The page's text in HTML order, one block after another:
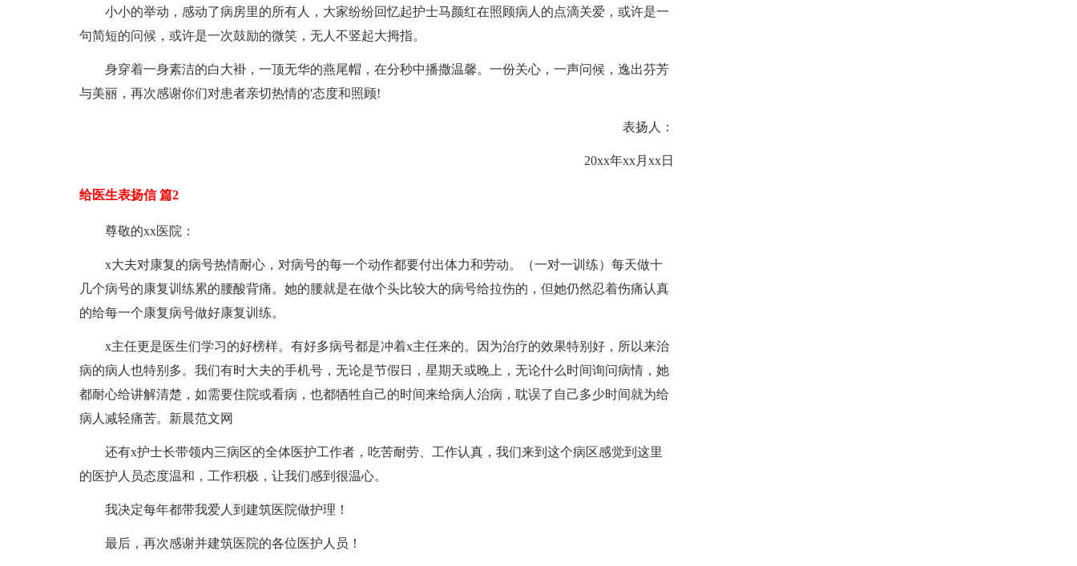
小小的举动，感动了病房里的所有人，大家纷纷回忆起护士马颜红在照顾病人的点滴关爱，或许是一
句简短的问候，或许是一次鼓励的微笑，无人不竖起大拇指。
身穿着一身素洁的白大褂，一顶无华的燕尾帽，在分秒中播撒温馨。一份关心，一声问候，逸出芬芳
与美丽，再次感谢你们对患者亲切热情的'态度和照顾!
表扬人：
20xx年xx月xx日
给医生表扬信 篇2
尊敬的xx医院：
x大夫对康复的病号热情耐心，对病号的每一个动作都要付出体力和劳动。（一对一训练）每天做十
几个病号的康复训练累的腰酸背痛。她的腰就是在做个头比较大的病号给拉伤的，但她仍然忍着伤痛认真
的给每一个康复病号做好康复训练。
x主任更是医生们学习的好榜样。有好多病号都是冲着x主任来的。因为治疗的效果特别好，所以来治
病的病人也特别多。我们有时大夫的手机号，无论是节假日，星期天或晚上，无论什么时间询问病情，她
都耐心给讲解清楚，如需要住院或看病，也都牺牲自己的时间来给病人治病，耽误了自己多少时间就为给
病人减轻痛苦。新晨范文网
还有x护士长带领内三病区的全体医护工作者，吃苦耐劳、工作认真，我们来到这个病区感觉到这里
的医护人员态度温和，工作积极，让我们感到很温心。
我决定每年都带我爱人到建筑医院做护理！
最后，再次感谢并建筑医院的各位医护人员！